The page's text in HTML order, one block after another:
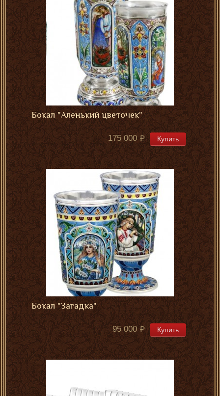
Бокал "Аленький цветочек"
175 000 Купить
Бокал "Загадка"
95 000 Купить